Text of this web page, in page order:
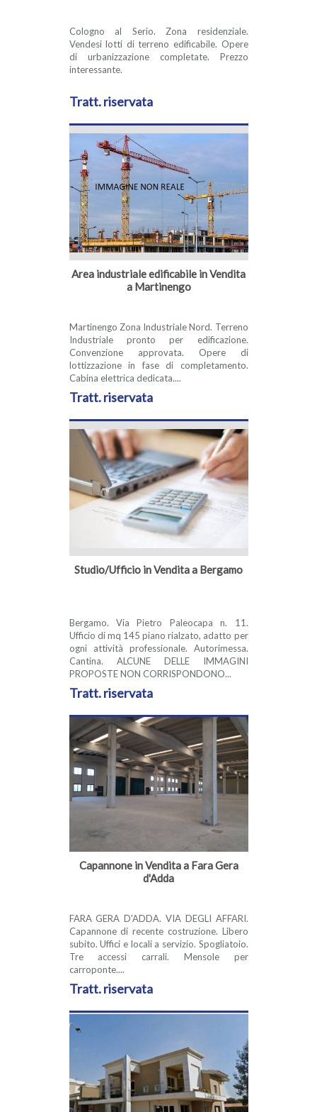
Cologno al Serio. Zona residenziale.
Vendesi lotti di terreno edificabile. Opere
di urbanizzazione completate. Prezzo
interessante.
Tratt. riservata
Area industriale edificabile in Vendita
a Martinengo
Martinengo Zona Industriale Nord. Terreno
Industriale pronto per edificazione.
Convenzione approvata. Opere di
lottizzazione in fase di completamento.
Cabina elettrica dedicata....
Tratt. riservata
Studio/Ufficio in Vendita a Bergamo
Bergamo. Via Pietro Paleocapa n. 11.
Ufficio di mq 145 piano rialzato, adatto per
ogni attività professionale. Autorimessa.
Cantina. ALCUNE DELLE IMMAGINI
PROPOSTE NON CORRISPONDONO...
Tratt. riservata
Capannone in Vendita a Fara Gera
d'Adda
FARA GERA D'ADDA. VIA DEGLI AFFARI.
Capannone di recente costruzione. Libero
subito. Uffici e locali a servizio. Spogliatoio.
Tre accessi carrali. Mensole per
carroponte....
Tratt. riservata